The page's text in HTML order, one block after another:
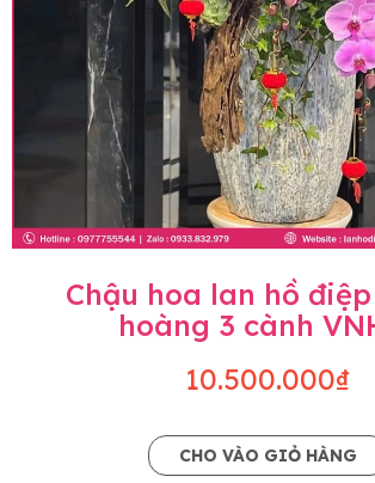
Chậu hoa lan hồ
hoàng 3 cành
10.500.000₫
CHO VÀO GIỎ HÀNG